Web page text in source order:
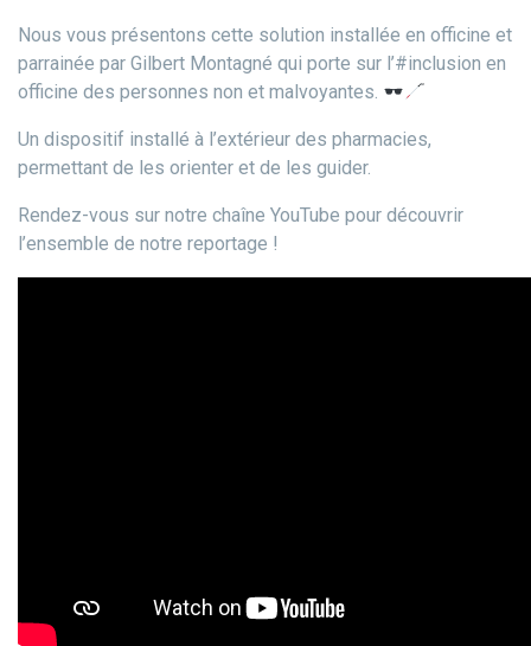
Nous vous présentons cette solution installée en officine et
parrainée par Gilbert Montagné qui porte sur l’#inclusion en
officine des personnes non et malvoyantes.
Un dispositif installé à l’extérieur des pharmacies,
permettant de les orienter et de les guider.
Rendez-vous sur notre chaîne YouTube pour découvrir
l’ensemble de notre reportage !